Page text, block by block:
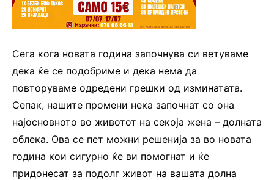
Сега кога новата година започнува си ветуваме
дека ќе се подобриме и дека нема да
повторуваме одредени грешки од изминатата.
Сепак, нашите промени нека започнат со она
најосновното во животот на секоја жена – долната
облека. Ова се пет можни решенија за во новата
година кои сигурно ќе ви помогнат и ќе
придонесат за подолг живот на вашата долна